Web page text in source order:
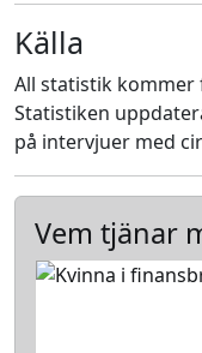
Källa
All statistik kommer
Statistiken
på intervjuer med
Vem tjänar